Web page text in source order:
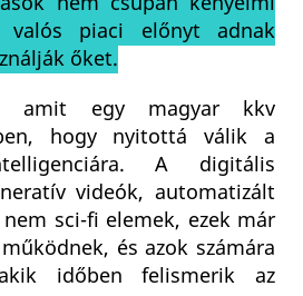
valós piaci előnyt adnak
őket.
amit egy magyar kkv
hogy nyitottá válik a
A digitális
videók, automatizált
sci-fi elemek, ezek már
és azok számára
időben felismerik az